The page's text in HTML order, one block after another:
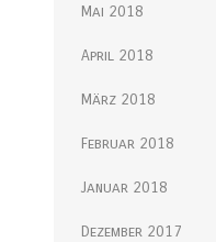
Mai 2018
April 2018
März 2018
Februar 2018
Januar 2018
Dezember 2017